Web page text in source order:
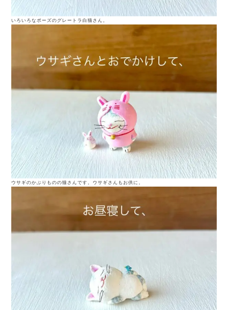
いろいろなポーズのグレートラ白猫さん。
ウサギのかぶりものの猫さんです。ウサギさんもお供に。